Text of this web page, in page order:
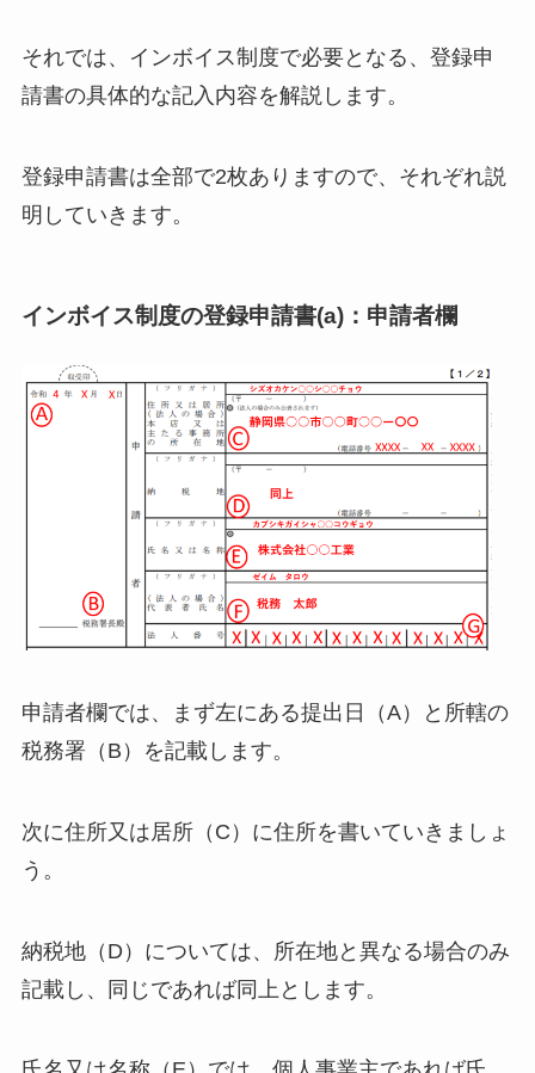
それでは、インボイス制度で必要となる、登録申
請書の具体的な記入内容を解説します。
登録申請書は全部で2枚ありますので、それぞれ説
明していきます。
インボイス制度の登録申請書(a)：申請者欄
申請者欄では、まず左にある提出日（A）と所轄の
税務署（B）を記載します。
次に住所又は居所（C）に住所を書いていきましょ
う。
納税地（D）については、所在地と異なる場合のみ
記載し、同じであれば同上とします。